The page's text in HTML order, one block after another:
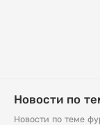
Новости по
Новости по теме